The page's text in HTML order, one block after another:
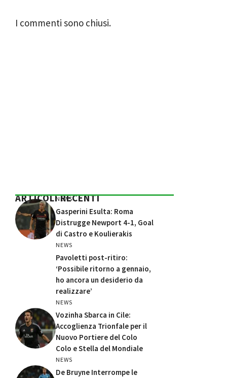
I commenti sono chiusi.
ARTICOLI RECENTI
NEWS
Gasperini Esulta: Roma
Distrugge Newport 4-1, Goal
di Castro e Koulierakis
NEWS
Pavoletti post-ritiro:
‘Possibile ritorno a gennaio,
ho ancora un desiderio da
realizzare’
NEWS
Vozinha Sbarca in Cile:
Accoglienza Trionfale per il
Nuovo Portiere del Colo
Colo e Stella del Mondiale
NEWS
De Bruyne Interrompe le